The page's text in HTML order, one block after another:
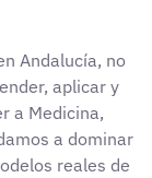
Andalucía, no
aplicar y
a Medicina,
a dominar
reales de